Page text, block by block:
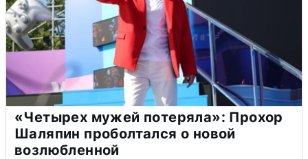
«Четырех мужей потеряла»: Прохор
Шаляпин проболтался о новой
возлюбленной